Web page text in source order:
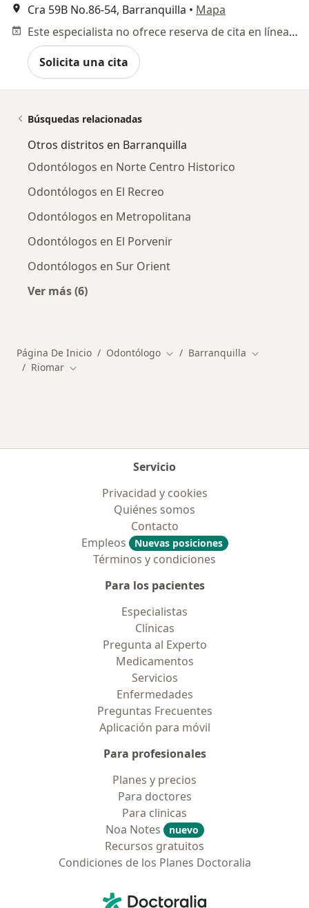
Cra 59B No.86-54, Barranquilla • Mapa
Este especialista no ofrece reserva de cita en línea en esta dirección.
Solicita una cita
Búsquedas relacionadas
Otros distritos en Barranquilla
Odontólogos en Norte Centro Historico
Odontólogos en El Recreo
Odontólogos en Metropolitana
Odontólogos en El Porvenir
Odontólogos en Sur Orient
Ver más (6)
Página De Inicio Odontólogo Cambiar de ciudad
Barranquilla Cambiar de
Riomar Cambiar de ciudad
Servicio
Privacidad y cookies
Quiénes somos
Contacto
Empleos
Nuevas posiciones
Términos y condiciones
Para los pacientes
Especialistas
Clínicas
Pregunta al Experto
Medicamentos
Servicios
Enfermedades
Preguntas Frecuentes
Aplicación para móvil
Para profesionales
Planes y precios
Para doctores
Para clinicas
Noa Notes
nuevo
Recursos gratuitos
Condiciones de los Planes Doctoralia
Doctoralia - Página de inicio